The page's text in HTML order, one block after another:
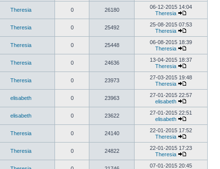
Theresia 0 26180
06-12-2015 14:04
Theresia
Theresia 0 25492
25-08-2015 07:53
Theresia
Theresia 0 25448
06-08-2015 18:39
Theresia
Theresia 0 24636
13-04-2015 18:37
Theresia
Theresia 0 23973
27-03-2015 19:48
Theresia
elisabeth 0 23963
27-01-2015 22:57
elisabeth
elisabeth 0 23622
27-01-2015 22:51
elisabeth
Theresia 0 24140
22-01-2015 17:52
Theresia
Theresia 0 24822
22-01-2015 17:23
Theresia
07-01-2015 20:45